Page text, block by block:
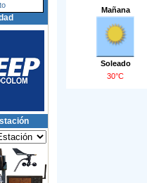
Mañana
Soleado
30°C